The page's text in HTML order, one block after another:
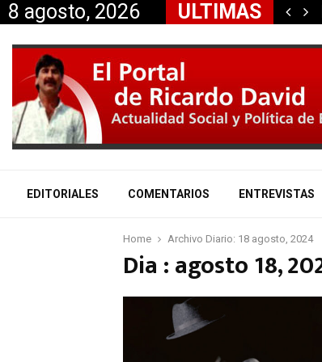
8 agosto, 2026 ULTIMAS
Miranda anunció…
EDITORIALES COMENTARIOS ENTREVISTAS
Home Archivo Diario: 18 agosto, 2024
Dia : agosto 18,